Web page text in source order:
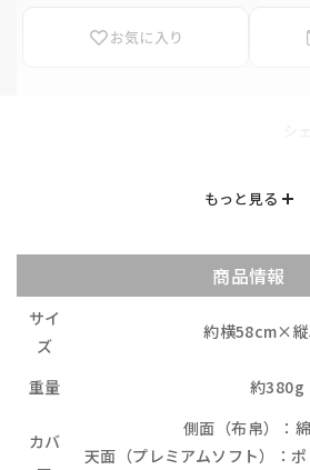
お気に入り
商品情報
サイ
ズ
約横58cm×
重量 約380g
カバ
側面（布帛）：綿
天面（プレミアムソフト）：